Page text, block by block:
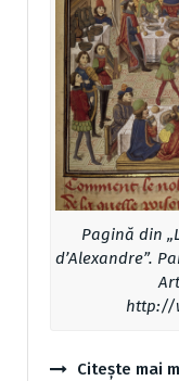
Pagină din
d’Alexandre”.
http://
Citește mai